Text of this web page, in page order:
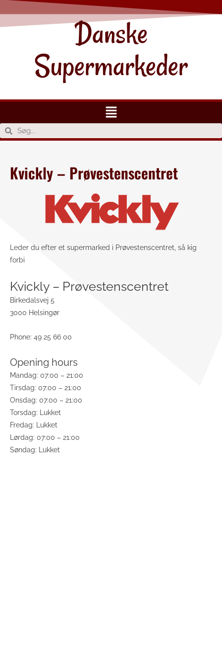
Danske
Supermarkeder
Kvickly – Prøvestenscentret
Leder du efter et supermarked i Prøvestenscentret, så kig
forbi
Kvickly – Prøvestenscentret
Birkedalsvej 5
3000 Helsingør
Phone: 49 25 66 00
Opening hours
Mandag: 07:00 – 21:00
Tirsdag: 07:00 – 21:00
Onsdag: 07:00 – 21:00
Torsdag: Lukket
Fredag: Lukket
Lørdag: 07:00 – 21:00
Søndag: Lukket